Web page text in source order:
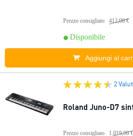
Prezzo consigliato 412,00 €
Disponibile
Aggiungi al
2
Roland Juno-D7
Prezzo consigliato 1.019,00 €